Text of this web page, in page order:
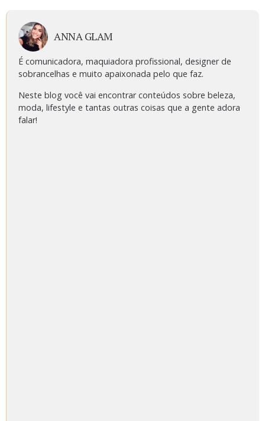
ANNA GLAM
É comunicadora, maquiadora profissional, designer de
sobrancelhas e muito apaixonada pelo que faz.
Neste blog você vai encontrar conteúdos sobre beleza,
moda, lifestyle e tantas outras coisas que a gente adora
falar!